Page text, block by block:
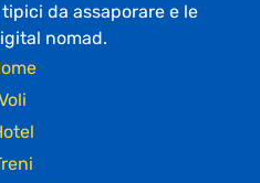
da assaporare e le
nomad.